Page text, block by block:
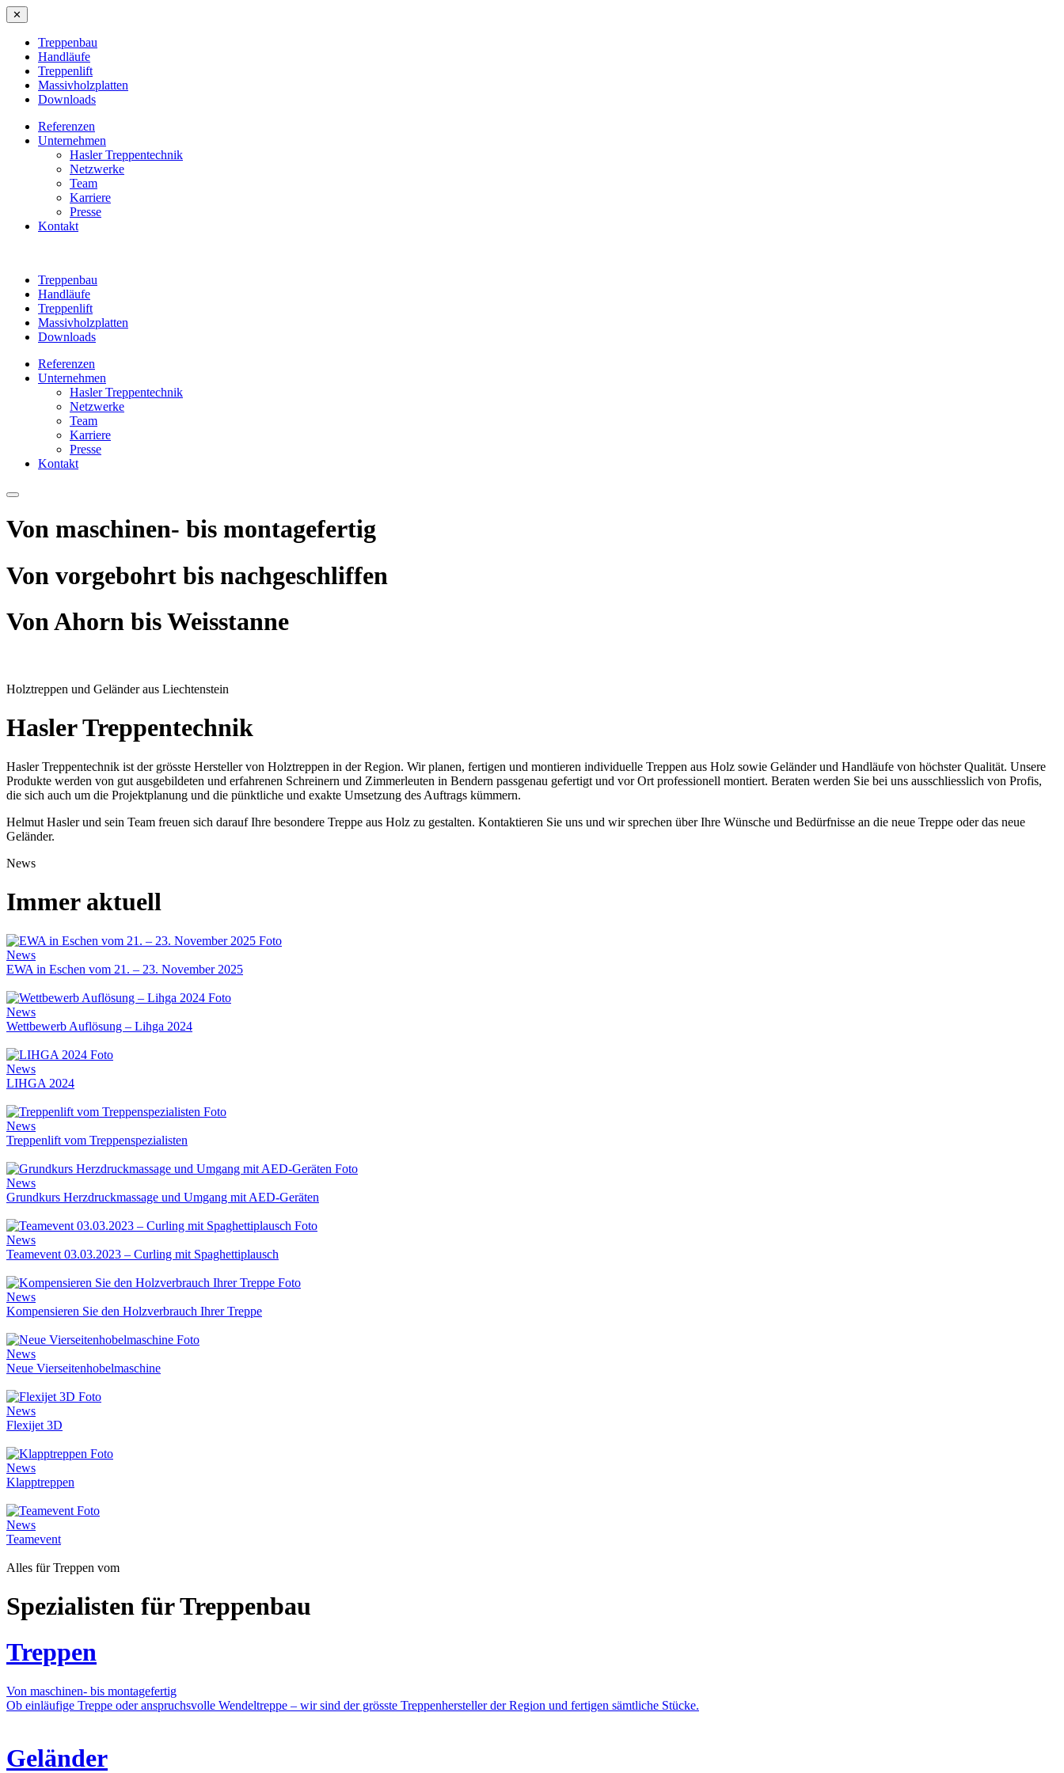
✕
Treppenbau
Handläufe
Treppenlift
Massivholzplatten
Downloads
Referenzen
Unternehmen
Hasler Treppentechnik
Netzwerke
Team
Karriere
Presse
Kontakt
Treppenbau
Handläufe
Treppenlift
Massivholzplatten
Downloads
Referenzen
Unternehmen
Hasler Treppentechnik
Netzwerke
Team
Karriere
Presse
Kontakt
Von maschinen- bis montagefertig
Von vorgebohrt bis nachgeschliffen
Von Ahorn bis Weisstanne
Holztreppen und Geländer aus Liechtenstein
Hasler Treppentechnik
Hasler Treppentechnik ist der grösste Hersteller von Holztreppen in der Region. Wir planen, fertigen und montieren individuelle Treppen aus Holz sowie Geländer und Handläufe von höchster Qualität. Unsere
Produkte werden von gut ausgebildeten und erfahrenen Schreinern und Zimmerleuten in Bendern passgenau gefertigt und vor Ort professionell montiert. Beraten werden Sie bei uns ausschliesslich von Profis,
die sich auch um die Projektplanung und die pünktliche und exakte Umsetzung des Auftrags kümmern.
Helmut Hasler und sein Team freuen sich darauf Ihre besondere Treppe aus Holz zu gestalten. Kontaktieren Sie uns und wir sprechen über Ihre Wünsche und Bedürfnisse an die neue Treppe oder das neue
Geländer.
News
Immer aktuell
News
EWA in Eschen vom 21. – 23. November 2025
News
Wettbewerb Auflösung – Lihga 2024
News
LIHGA 2024
News
Treppenlift vom Treppenspezialisten
News
Grundkurs Herzdruckmassage und Umgang mit AED-Geräten
News
Teamevent 03.03.2023 – Curling mit Spaghettiplausch
News
Kompensieren Sie den Holzverbrauch Ihrer Treppe
News
Neue Vierseitenhobelmaschine
News
Flexijet 3D
News
Klapptreppen
News
Teamevent
Alles für Treppen vom
Spezialisten für Treppenbau
Treppen
Von maschinen- bis montagefertig
Ob einläufige Treppe oder anspruchsvolle Wendeltreppe – wir sind der grösste Treppenhersteller der Region und fertigen sämtliche Stücke.
Geländer